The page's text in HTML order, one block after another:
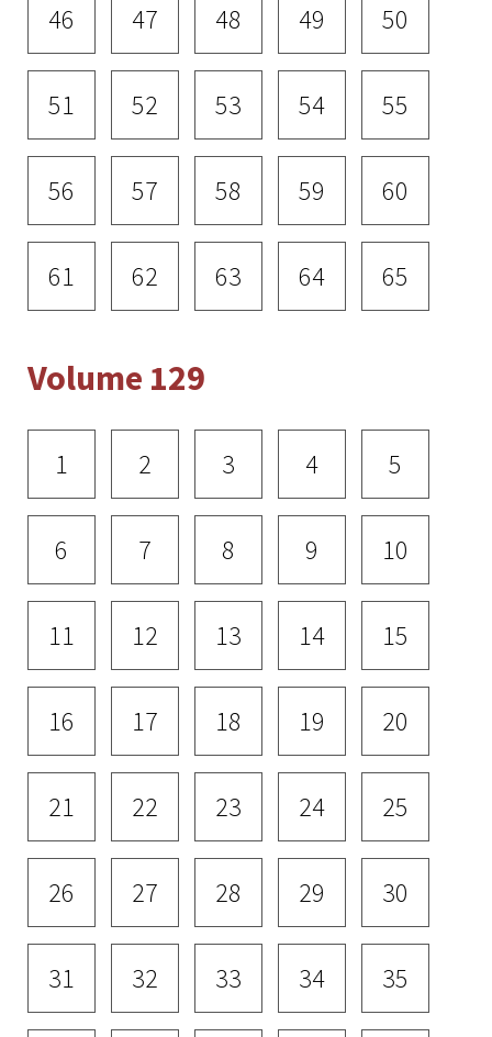
46 47 48 49 50
51 52 53 54 55
56 57 58 59 60
61 62 63 64 65
Volume 129
1 2 3 4 5
6 7 8 9 10
11 12 13 14 15
16 17 18 19 20
21 22 23 24 25
26 27 28 29 30
31 32 33 34 35